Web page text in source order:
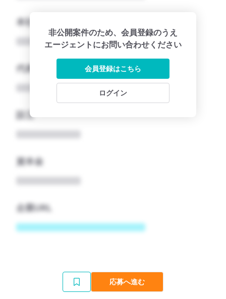
本社所在地名
代表者
設立
資本金
企業URL
非公開案件のため、会員登録のうえ
エージェントにお問い合わせください
会員登録はこちら
ログイン
応募へ進む